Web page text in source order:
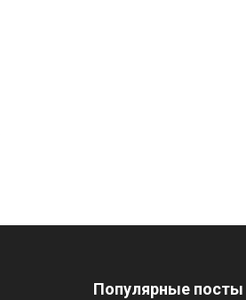
Популярные посты